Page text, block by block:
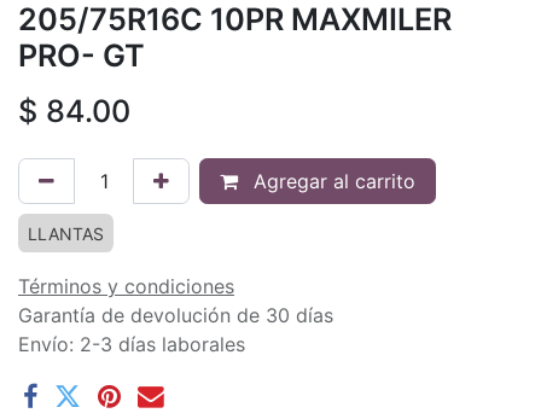
205/75R16C 10PR MAXMILER
PRO- GT
$ 84.00
Agregar al carrito
LLANTAS
Términos y condiciones
Garantía de devolución de 30 días
Envío: 2-3 días laborales